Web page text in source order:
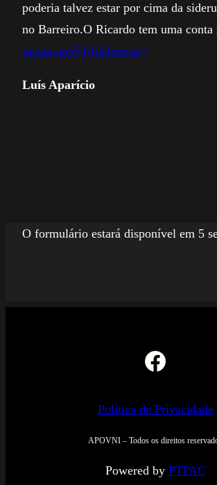
poderia talvez estar por cima da
no Barreiro.O Ricardo tem uma conta
instagram@rjfdalmeida>
Luís Aparício
O formulário estará disponível em 5
Política de Privacidade
APOVNI – Todos os direitos
Powered by PTPAC